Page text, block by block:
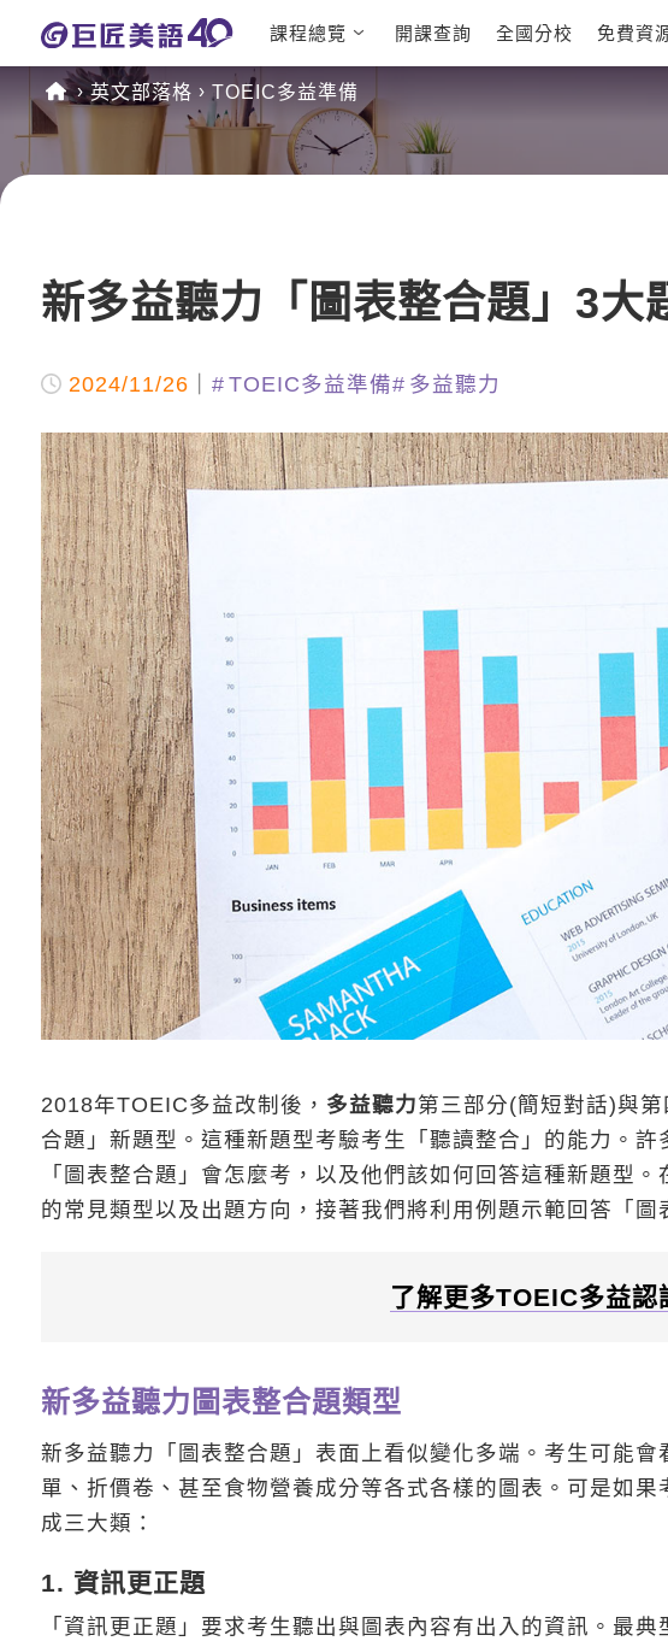
課程總覽
日語課程總表
英文課程總表
英文會話
開課查詢 全國分校 免費資
英文部落格 TOEIC多益準備
新多益聽力「圖表整合題」3大
2024/11/26 TOEIC多益準備 多益聽力
2018年TOEIC多益改制後， 多益聽力第三部分(簡短對話)與
合題」新題型。這種新題型考驗考生「聽讀整合」的能力。許
「圖表整合題」會怎麼考，以及他們該如何回答這種新題型
的常見類型以及出題方向，接著我們將利用例題示範回答「圖
了解更多TOEIC多益認
新多益聽力圖表整合題類型
新多益聽力「圖表整合題」表面上看似變化多端。考生可能
單、折價卷、甚至食物營養成分等各式各樣的圖表。可是如
成三大類：
1. 資訊更正題
「資訊更正題」要求考生聽出與圖表內容有出入的資訊。最